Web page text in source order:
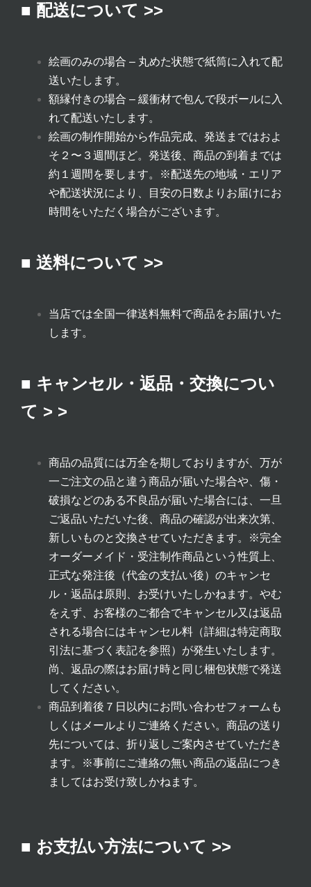
■ 配送について >>
絵画のみの場合 – 丸めた状態で紙筒に入れて配
送いたします。
額縁付きの場合 – 緩衝材で包んで段ボールに入
れて配送いたします。
絵画の制作開始から作品完成、発送まではおよ
そ２〜３週間ほど。発送後、商品の到着までは
約１週間を要します。
※配送先の地域・エリア
や配送状況により、目安の日数よりお届けにお
時間をいただく場合がございます。
■ 送料について >>
当店では全国一律送料無料で商品をお届けいた
します。
■ キャンセル・返品・交換につい
て > >
商品の品質には万全を期しておりますが、万が
一ご注文の品と違う商品が届いた場合や、傷・
破損などのある不良品が届いた場合には、一旦
ご返品いただいた後、商品の確認が出来次第、
新しいものと交換させていただきます。
※完全
オーダーメイド・受注制作商品という性質上、
正式な発注後（代金の支払い後）のキャンセ
ル・返品は原則、お受けいたしかねます。やむ
をえず、お客様のご都合でキャンセル又は返品
される場合にはキャンセル料（詳細は特定商取
引法に基づく表記を参照）が発生いたします。
尚、返品の際はお届け時と同じ梱包状態で発送
してください。
商品到着後７日以内にお問い合わせフォームも
しくはメールよりご連絡ください。商品の送り
先については、折り返しご案内させていただき
ます。
※事前にご連絡の無い商品の返品につき
ましてはお受け致しかねます。
■ お支払い方法について >>